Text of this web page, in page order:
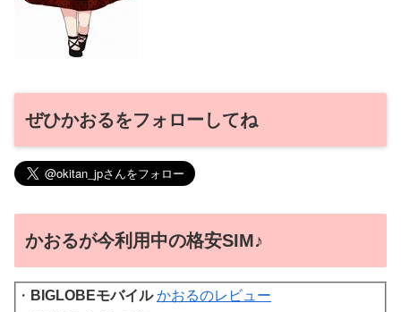
ぜひかおるをフォローしてね
かおるが今利用中の格安SIM♪
・ BIGLOBEモバイル かおるのレビュー